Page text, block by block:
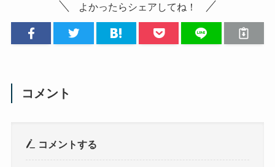
よかったらシェアしてね！
コメント
コメントする